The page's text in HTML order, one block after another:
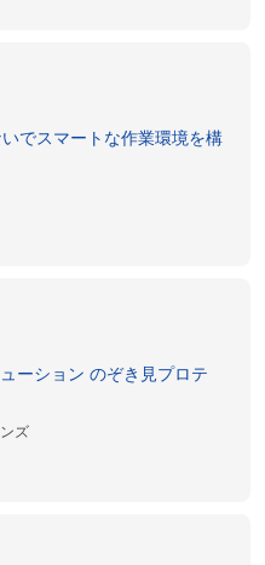
でスマートな作業環境を構
ーション のぞき見プロテ
ズ